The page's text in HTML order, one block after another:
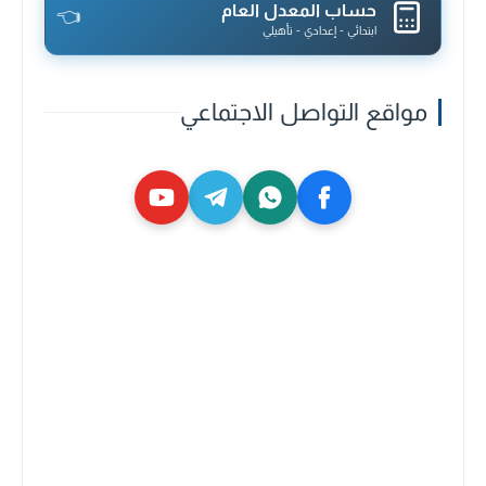
حساب المعدل العام
ابتدائي - إعدادي - تأهيلي
👈
مواقع التواصل الاجتماعي